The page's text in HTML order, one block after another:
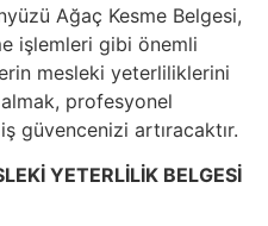
Ağaç Kesme Belgesi,
işlemleri gibi önemli
mesleki yeterliliklerini
profesyonel
güvencenizi artıracaktır.
YETERLİLİK BELGESİ